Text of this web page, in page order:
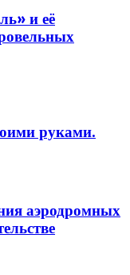
и её
руками.
аэродромных